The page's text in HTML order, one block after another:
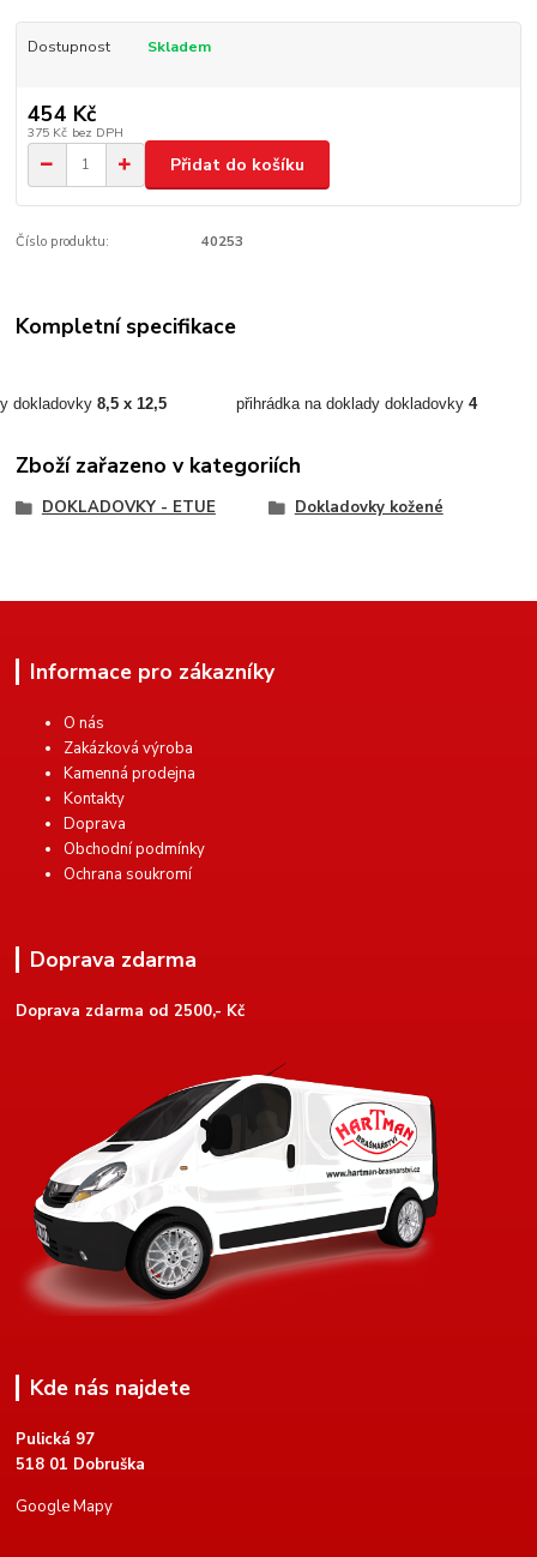
Dostupnost Skladem
454 Kč
375 Kč bez DPH
Přidat do košíku
Číslo produktu: 40253
Kompletní specifikace
dokladovky 8,5 x 12,5 přihrádka na doklady dokladovky4
Zboží zařazeno v kategoriích
DOKLADOVKY - ETUE Dokladovky kožené
Informace pro zákazníky
O nás
Zakázková výroba
Kamenná prodejna
Kontakty
Doprava
Obchodní podmínky
Ochrana soukromí
Doprava zdarma
Doprava zdarma od 2500,- Kč
Kde nás najdete
Pulická 97
518 01 Dobruška
Google Mapy